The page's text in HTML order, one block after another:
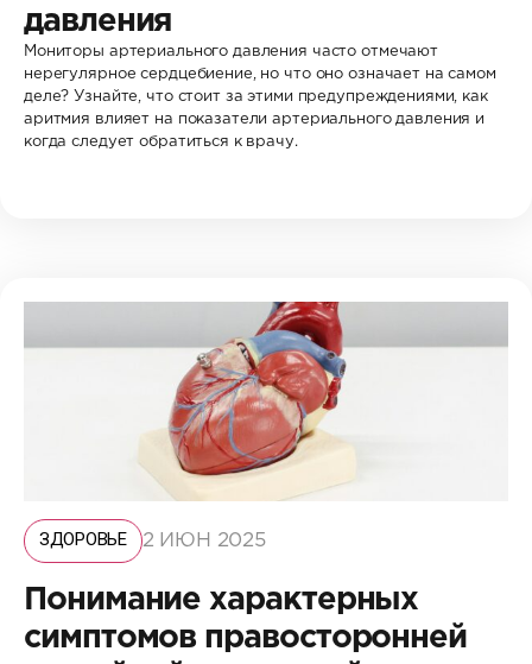
давления
Мониторы артериального давления часто отмечают
нерегулярное сердцебиение, но что оно означает на самом
деле? Узнайте, что стоит за этими предупреждениями, как
аритмия влияет на показатели артериального давления и
когда следует обратиться к врачу.
ЗДОРОВЬЕ 2 ИЮН 2025
Понимание характерных
симптомов правосторонней